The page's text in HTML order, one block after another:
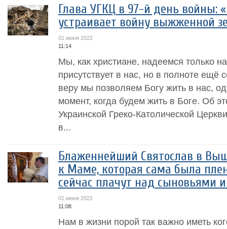
Глава УГКЦ в 97-й день войны:
устраивает войну выжженной
01 июня 2022
11:14
Мы, как христиане, надеемся только
присутствует в нас, но в полноте ещё
веру мы позволяем Богу жить в нас,
момент, когда будем жить в Боге. Об
Украинской Греко-Католической
в...
Блаженнейший Святослав в
к Маме, которая сама была
сейчас плачут над сыновьями
01 июня 2022
11:08
Нам в жизни порой так важно иметь